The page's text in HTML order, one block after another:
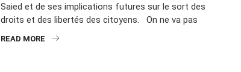
Saied et de ses implications futures sur le sort des
droits et des libertés des citoyens. On ne va pas
READ MORE